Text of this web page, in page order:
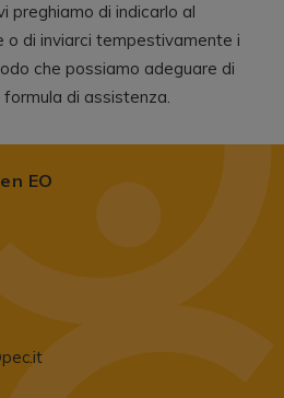
preghiamo di indicarlo al
o di inviarci tempestivamente i
che possiamo adeguare di
di assistenza.
EO